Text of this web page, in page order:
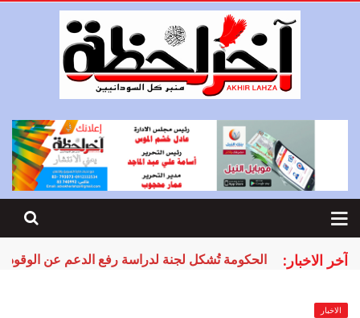
آخر الاخبار: الحكومة تُشكل لجنة لدراسة رفع الدعم عن الوقود
الاخبار